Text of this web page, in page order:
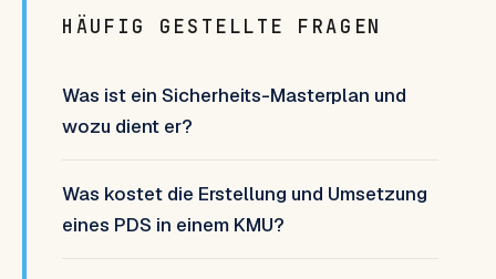
HÄUFIG GESTELLTE FRAGEN
Was ist ein Sicherheits-Masterplan und
wozu dient er?
Was kostet die Erstellung und Umsetzung
eines PDS in einem KMU?